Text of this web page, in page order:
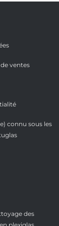
ventes
connu sous les
des
plexiglas,